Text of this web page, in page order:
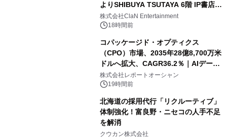
よりSHIBUYA TSUTAYA 6階 IP書店で
開催決定！！
株式会社ClaN Entertainment
18時間前
コパッケージド・オプティクス
（CPO）市場、2035年28億8,700万米
ドルへ拡大、CAGR36.2％｜AIデータ
センター・高速光通信需要が成長を加
速
株式会社レポートオーシャン
19時間前
北海道の採用代行「リクルーティブ」
体制強化！富良野・ニセコの人手不足
を解消
クウカン株式会社